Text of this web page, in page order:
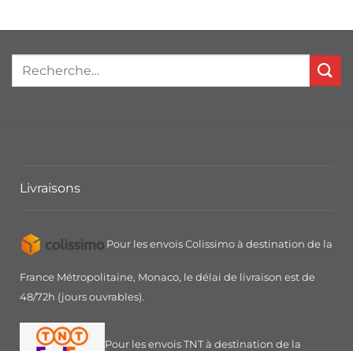
Livraisons
Pour les envois Colissimo à destination de la
France Métropolitaine, Monaco, le délai de livraison est de
48/72h (jours ouvrables).
Pour les envois TNT à destination de la